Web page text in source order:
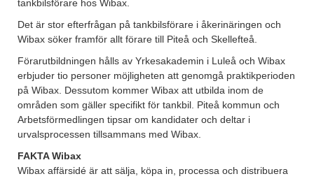
tankbilsförare hos Wibax.
Det är stor efterfrågan på tankbilsförare i åkerinäringen och
Wibax söker framför allt förare till Piteå och Skellefteå.
Förarutbildningen hålls av Yrkesakademin i Luleå och Wibax
erbjuder tio personer möjligheten att genomgå praktikperioden
på Wibax. Dessutom kommer Wibax att utbilda inom de
områden som gäller specifikt för tankbil. Piteå kommun och
Arbetsförmedlingen tipsar om kandidater och deltar i
urvalsprocessen tillsammans med Wibax.
FAKTA Wibax
Wibax affärsidé är att sälja, köpa in, processa och distribuera